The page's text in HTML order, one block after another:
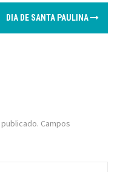
DIA DE SANTA PAULINA
Campos